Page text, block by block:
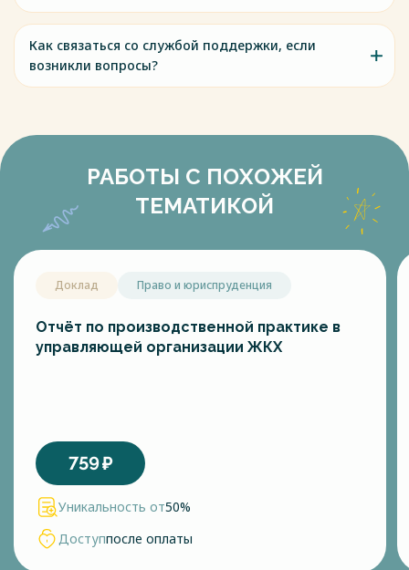
Как связаться со службой поддержки, если
возникли вопросы?
РАБОТЫ С ПОХОЖЕЙ
ТЕМАТИКОЙ
Доклад Право и юриспруденция
Отчёт по производственной практике в
управляющей организации ЖКХ
759₽
Уникальность от50%
Доступпосле оплаты